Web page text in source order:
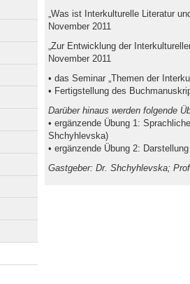
„Was ist Interkulturelle Literatur
November 2011
„Zur Entwicklung der
November 2011
• das Seminar „Themen der
• Fertigstellung des
Darüber hinaus werden folgende
• ergänzende Übung 1:
Shchyhlevska)
• ergänzende Übung 2:
Gastgeber: Dr. Shchyhlevska;